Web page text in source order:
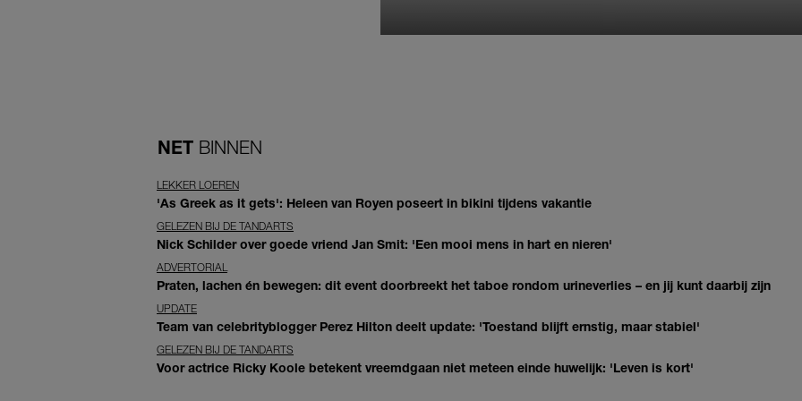
NET BINNEN
LEKKER LOEREN
'As Greek as it gets': Heleen van Royen poseert in bikini tijdens vakantie
GELEZEN BIJ DE TANDARTS
Nick Schilder over goede vriend Jan Smit: 'Een mooi mens in hart en nieren'
ADVERTORIAL
Praten, lachen én bewegen: dit event doorbreekt het taboe rondom urineverlies – en jij kunt daarbij zijn
UPDATE
Team van celebrityblogger Perez Hilton deelt update: 'Toestand blijft ernstig, maar stabiel'
GELEZEN BIJ DE TANDARTS
Voor actrice Ricky Koole betekent vreemdgaan niet meteen einde huwelijk: 'Leven is kort'